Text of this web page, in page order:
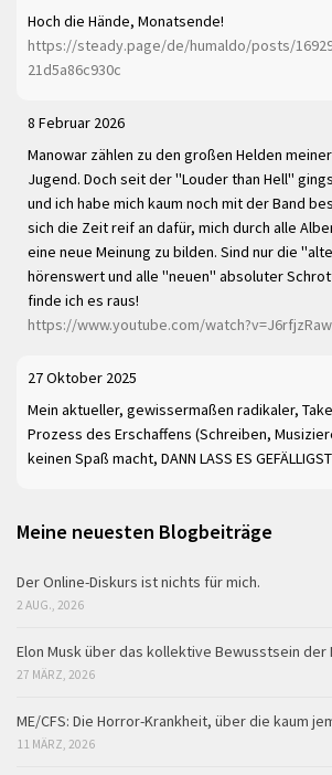
Hoch die Hände, Monatsende!
https://steady.page/de/humaldo/posts/
21d5a86c930c
8 Februar 2026
Manowar zählen zu den großen Helden
Jugend. Doch seit der "Louder than Hell"
und ich habe mich kaum noch mit der Band
sich die Zeit reif an dafür, mich durch alle
eine neue Meinung zu bilden. Sind nur die
hörenswert und alle "neuen" absoluter
finde ich es raus!
https://www.youtube.com/
27 Oktober 2025
Mein aktueller, gewissermaßen radikaler,
Prozess des Erschaffens (Schreiben,
keinen Spaß macht, DANN LASS ES GEFÄLLIGST
Meine neuesten Blogbeiträge
Der Online-Diskurs ist nichts für mich.
2 AUG., 2026
Elon Musk über das kollektive Bewusstsein der
27 MÄRZ, 2026
ME/CFS: Die Horror-Krankheit, über die kaum
11 MÄRZ, 2026